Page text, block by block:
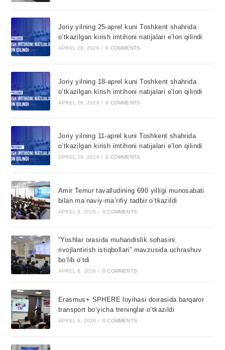
Joriy yilning 25-aprel kuni Toshkent shahrida
o’tkazilgan kirish imtihoni natijalari e’lon qilindi
APREL 28, 2026 / 0 COMMENTS
Joriy yilning 18-aprel kuni Toshkent shahrida
o’tkazilgan kirish imtihoni natijalari e’lon qilindi
APREL 28, 2026 / 0 COMMENTS
Joriy yilning 11-aprel kuni Toshkent shahrida
o’tkazilgan kirish imtihoni natijalari e’lon qilindi
APREL 28, 2026 / 0 COMMENTS
Amir Temur tavalludining 690 yilligi munosabati
bilan ma’naviy-ma’rifiy tadbir o‘tkazildi
APREL 9, 2026 / 0 COMMENTS
“Yoshlar orasida muhandislik sohasini
rivojlantirish istiqbollari” mavzusida uchrashuv
bo‘lib o‘tdi
APREL 8, 2026 / 0 COMMENTS
Erasmus+ SPHERE loyihasi doirasida barqaror
transport bo‘yicha treninglar o‘tkazildi
APREL 6, 2026 / 0 COMMENTS